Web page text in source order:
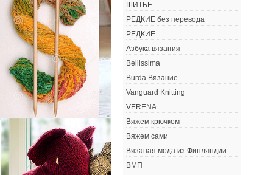
ШИТЬЕ
РЕДКИЕ без перевода
РЕДКИЕ
Азбука вязания
Bellissima
Burda Вязание
Vanguard Knitting
VERENA
Вяжем крючком
Вяжем сами
Вязаная мода из Финляндии
ВМП